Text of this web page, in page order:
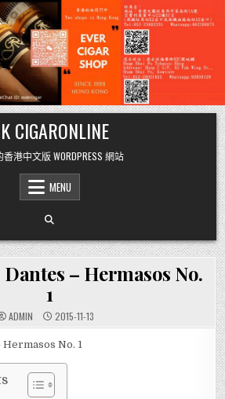
CIGARONLINE
港中文版 WORDPRESS 網站
MENU
– Hermasos No.
1
ADMIN 2015-11-13
No. 1